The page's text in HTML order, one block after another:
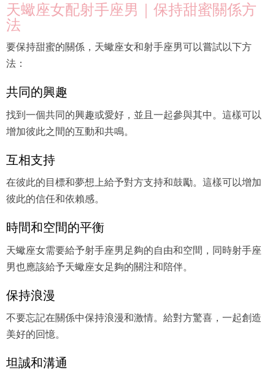
天蠍座女配射手座男｜保持甜蜜關係方
法
要保持甜蜜的關係，天蠍座女和射手座男可以嘗試以下方
法：
共同的興趣
找到一個共同的興趣或愛好，並且一起參與其中。這樣可以
增加彼此之間的互動和共鳴。
互相支持
在彼此的目標和夢想上給予對方支持和鼓勵。這樣可以增加
彼此的信任和依賴感。
時間和空間的平衡
天蠍座女需要給予射手座男足夠的自由和空間，同時射手座
男也應該給予天蠍座女足夠的關注和陪伴。
保持浪漫
不要忘記在關係中保持浪漫和激情。給對方驚喜，一起創造
美好的回憶。
坦誠和溝通